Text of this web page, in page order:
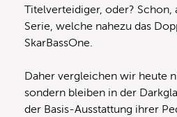
Titelverteidiger, oder? Schon,
Serie, welche nahezu das
SkarBassOne.
Daher vergleichen wir heute
sondern bleiben in der
der Basis-Ausstattung ihrer